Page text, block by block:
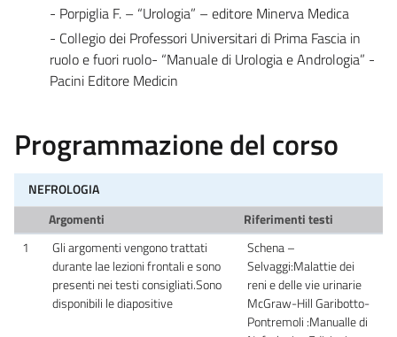
- Porpiglia F. – “Urologia” – editore Minerva Medica
- Collegio dei Professori Universitari di Prima Fascia in
ruolo e fuori ruolo- “Manuale di Urologia e Andrologia” -
Pacini Editore Medicin
Programmazione del corso
NEFROLOGIA
Argomenti
Riferimenti testi
1
Gli argomenti vengono trattati
durante lae lezioni frontali e sono
presenti nei testi consigliati.Sono
disponibili le diapositive
Schena –
Selvaggi:Malattie dei
reni e delle vie urinarie
McGraw-Hill Garibotto-
Pontremoli :Manualle di